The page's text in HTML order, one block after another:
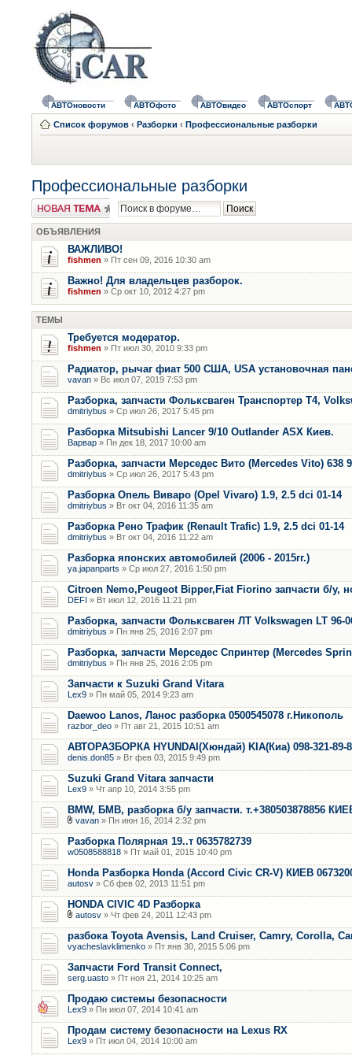
АВТОновости АВТОфото АВТОвидео АВТОспорт
Список форумов ‹ Разборки ‹ Профессиональные разборки
Профессиональные разборки
Новая тема
ОБЪЯВЛЕНИЯ
ВАЖЛИВО!
fishmen » Пт сен 09, 2016 10:30 am
Важно! Для владельцев разборок.
fishmen » Ср окт 10, 2012 4:27 pm
ТЕМЫ
Требуется модератор.
fishmen » Пт июл 30, 2010 9:33 pm
Радиатор, рычаг фиат 500 США, USA установочная
vavan » Вс июл 07, 2019 7:53 pm
Разборка, запчасти Фольксваген Транспортер Т4,
dmitriybus » Ср июл 26, 2017 5:45 pm
Разборка Mitsubishi Lancer 9/10 Outlander ASX Киев.
Варвар » Пн дек 18, 2017 10:00 am
Разборка, запчасти Мерседес Вито (Mercedes Vito) 638
dmitriybus » Ср июл 26, 2017 5:43 pm
Разборка Опель Виваро (Opel Vivaro) 1.9, 2.5 dci 01-14
dmitriybus » Вт окт 04, 2016 11:35 am
Разборка Рено Трафик (Renault Trafic) 1.9, 2.5 dci 01-14
dmitriybus » Вт окт 04, 2016 11:22 am
Разборка японских автомобилей (2006 - 2015гг.)
ya.japanparts » Ср июл 27, 2016 1:50 pm
Citroen Nemo,Peugeot Bipper,Fiat Fiorino запчасти б/у,
DEFI » Вт июл 12, 2016 11:21 pm
Разборка, запчасти Фольксваген ЛТ Volkswagen LT 96-
dmitriybus » Пн янв 25, 2016 2:07 pm
Разборка, запчасти Мерседес Спринтер (Mercedes
dmitriybus » Пн янв 25, 2016 2:05 pm
Запчасти к Suzuki Grand Vitara
Lex9 » Пн май 05, 2014 9:23 am
Daewoo Lanos, Ланос разборка 0500545078 г.Никополь
razbor_deo » Пт авг 21, 2015 10:51 am
АВТОРАЗБОРКА HYUNDAI(Хюндай) KIA(Киа) 098-321-89-
denis.don85 » Вт фев 03, 2015 9:49 pm
Suzuki Grand Vitara запчасти
Lex9 » Чт апр 10, 2014 3:55 pm
BMW, БМВ, разборка б/у запчасти. т.+380503878856
vavan » Пн июн 16, 2014 2:32 pm
Разборка Полярная 19..т 0635782739
w0508588818 » Пт май 01, 2015 10:40 pm
Honda Разборка Honda (Accord Civic CR-V) КИЕВ
autosv » Сб фев 02, 2013 11:51 pm
HONDA CIVIC 4D Разборка
autosv » Чт фев 24, 2011 12:43 pm
разбока Toyota Avensis, Land Cruiser, Camry, Corolla,
vyacheslavklimenko » Пт янв 30, 2015 5:06 pm
Запчасти Ford Transit Connect,
serg.uasto » Пт ноя 21, 2014 10:25 am
Продаю системы безопасности
Lex9 » Пн июл 07, 2014 10:41 am
Продам систему безопасности на Lexus RX
Lex9 » Пт июл 04, 2014 10:00 am